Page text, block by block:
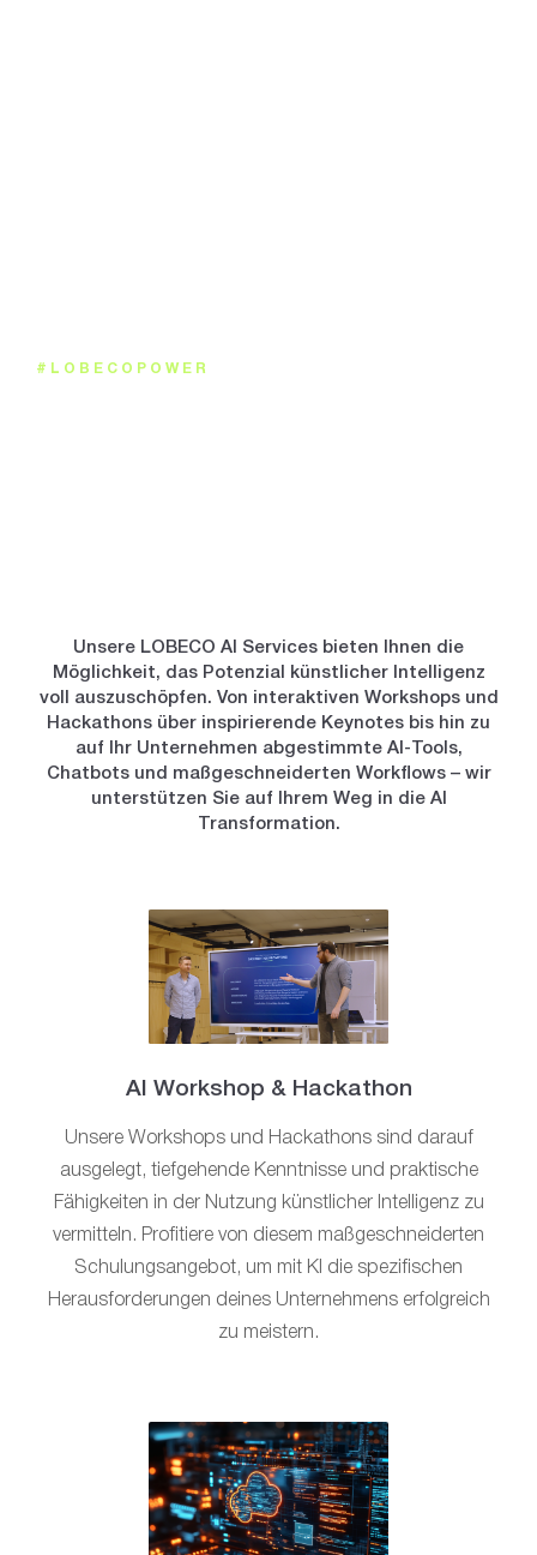
#LOBECOPOWER
Unsere LOBECO AI Services bieten Ihnen die
Möglichkeit, das Potenzial künstlicher Intelligenz
voll auszuschöpfen. Von interaktiven Workshops und
Hackathons über inspirierende Keynotes bis hin zu
auf Ihr Unternehmen abgestimmte AI-Tools,
Chatbots und maßgeschneiderten Workflows – wir
unterstützen Sie auf Ihrem Weg in die AI
Transformation.
AI Workshop & Hackathon
Unsere Workshops und Hackathons sind darauf
ausgelegt, tiefgehende Kenntnisse und praktische
Fähigkeiten in der Nutzung künstlicher Intelligenz zu
vermitteln. Profitiere von diesem maßgeschneiderten
Schulungsangebot, um mit KI die spezifischen
Herausforderungen deines Unternehmens erfolgreich
zu meistern.